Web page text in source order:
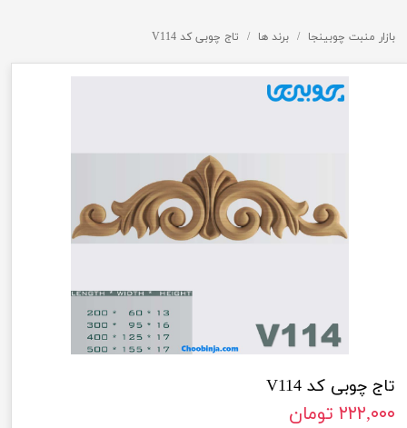
بازار منبت چوبینجا برند ها تاج چوبی کد V114
تاج چوبی کد V114
۲۲۲,۰۰۰ تومان